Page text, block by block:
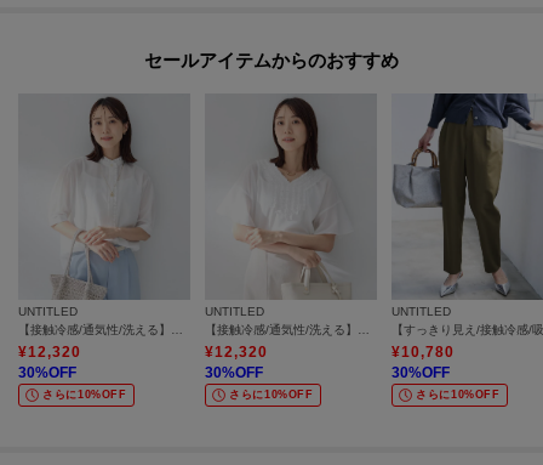
セールアイテムからのおすすめ
UNTITLED
【接触冷感/通気性/洗える】スタンドカラーフリルブラウス
¥12,320
30%OFF
さらに10%OFF
UNTITLED
【接触冷感/通気性/洗える】Vネックフリルブラウス
¥12,320
30%OFF
さらに10%OFF
UNTITLED
¥10,780
30%OFF
さらに10%OFF